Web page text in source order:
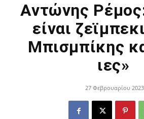
Αντώνης
είναι
Μπισμπίκης
ιες»
27 Φεβρουαρίου 2023